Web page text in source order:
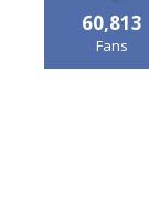
60,813
Fans